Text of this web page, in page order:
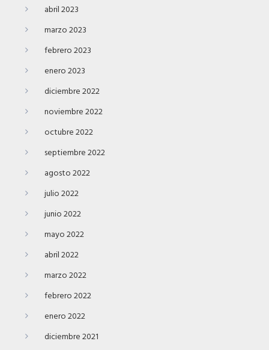
abril 2023
marzo 2023
febrero 2023
enero 2023
diciembre 2022
noviembre 2022
octubre 2022
septiembre 2022
agosto 2022
julio 2022
junio 2022
mayo 2022
abril 2022
marzo 2022
febrero 2022
enero 2022
diciembre 2021